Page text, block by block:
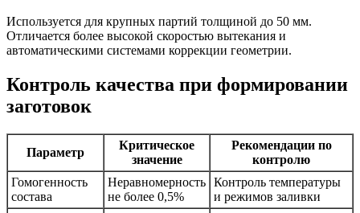
Используется для крупных партий толщиной до 50 мм.
Отличается более высокой скоростью вытекания и
автоматическими системами коррекции геометрии.
Контроль качества при формировании
заготовок
Параметр
Критическое
значение
Рекомендации по
контролю
Гомогенность
состава
Неравномерность
не более 0,5%
Контроль температуры
и режимов заливки